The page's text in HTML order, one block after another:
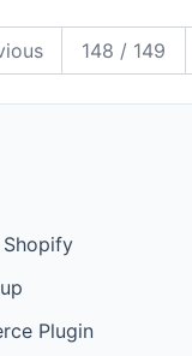
148 / 14987
88
89
90
91
92
93
94
95
96
97
98
99
100
101
102
103
104
105
106
107
108
109
110
111
112
113
114
115
116
117
118
119
120
121
122
123
124
125
126
127
128
129
130
131
132
133
134
135
136
137
138
139
140
141
142
143
144
145
146
147
148
149
Plugin